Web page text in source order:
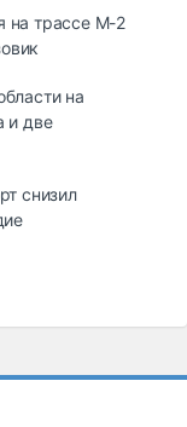
на трассе М-2
на
и две
снизил